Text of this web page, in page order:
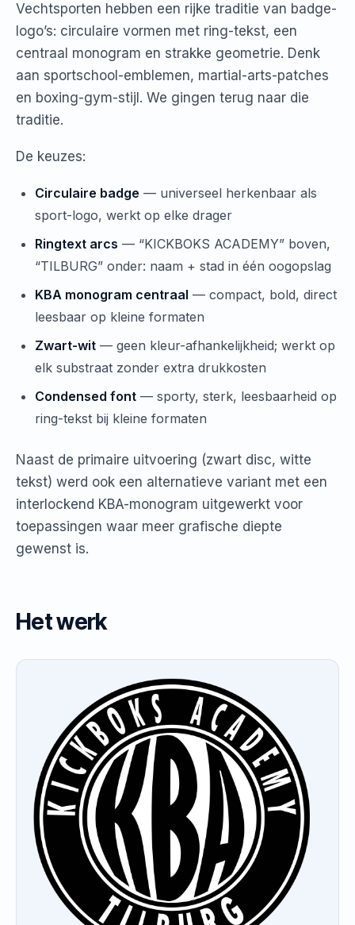
Vechtsporten hebben een rijke traditie van badge-
logo’s: circulaire vormen met ring-tekst, een
centraal monogram en strakke geometrie. Denk
aan sportschool-emblemen, martial-arts-patches
en boxing-gym-stijl. We gingen terug naar die
traditie.
De keuzes:
Circulaire badge — universeel herkenbaar als
sport-logo, werkt op elke drager
Ringtext arcs — “KICKBOKS ACADEMY” boven,
“TILBURG” onder: naam + stad in één oogopslag
KBA monogram centraal — compact, bold, direct
leesbaar op kleine formaten
Zwart-wit — geen kleur-afhankelijkheid; werkt op
elk substraat zonder extra drukkosten
Condensed font — sporty, sterk, leesbaarheid op
ring-tekst bij kleine formaten
Naast de primaire uitvoering (zwart disc, witte
tekst) werd ook een alternatieve variant met een
interlockend KBA-monogram uitgewerkt voor
toepassingen waar meer grafische diepte
gewenst is.
Het werk